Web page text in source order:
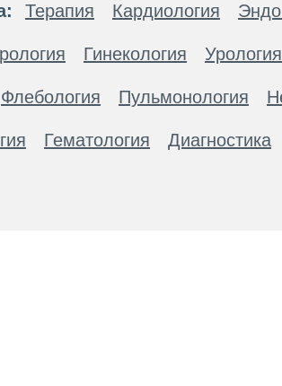
Терапия Кардиология
Гинекология Урология
Флебология Пульмонология
Гематология Диагностика